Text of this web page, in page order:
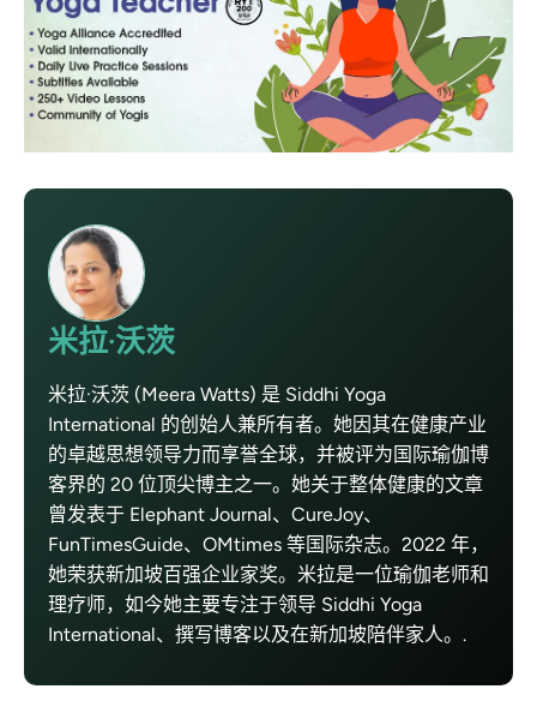
米拉·沃茨
米拉·沃茨 (Meera Watts) 是 Siddhi Yoga
International 的创始人兼所有者。她因其在健康产业
的卓越思想领导力而享誉全球，并被评为国际瑜伽博
客界的 20 位顶尖博主之一。她关于整体健康的文章
曾发表于 Elephant Journal、CureJoy、
FunTimesGuide、OMtimes 等国际杂志。2022 年，
她荣获新加坡百强企业家奖。米拉是一位瑜伽老师和
理疗师，如今她主要专注于领导 Siddhi Yoga
International、撰写博客以及在新加坡陪伴家人。.